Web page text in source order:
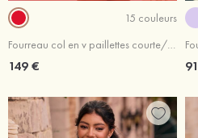
15 couleurs
Fourreau col en v paillettes courte/mini robe de fête de la rentré avec appliqué fendue
149 €